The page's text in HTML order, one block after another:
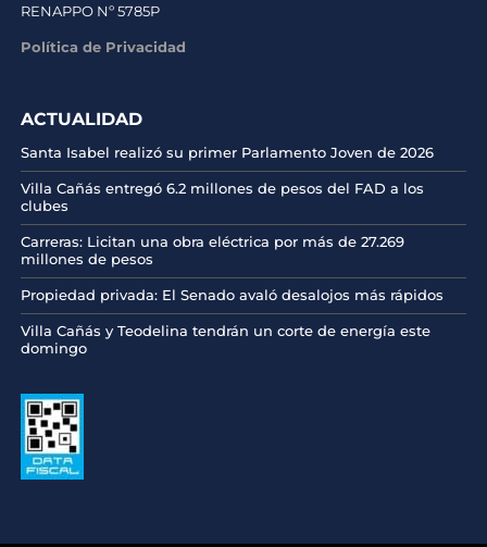
RENAPPO Nº 5785P
Política de Privacidad
ACTUALIDAD
Santa Isabel realizó su primer Parlamento Joven de 2026
Villa Cañás entregó 6.2 millones de pesos del FAD a los
clubes
Carreras: Licitan una obra eléctrica por más de 27.269
millones de pesos
Propiedad privada: El Senado avaló desalojos más rápidos
Villa Cañás y Teodelina tendrán un corte de energía este
domingo